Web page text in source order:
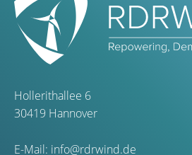
Hollerithallee 6
30419 Hannover
E-Mail: info@rdrwind.de